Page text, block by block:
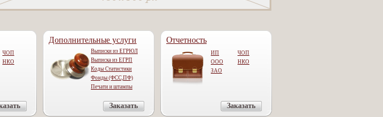
ЧОП
НКО
Дополнительные услуги
Выписки из ЕГРЮЛ
Выписка из ЕГРП
Коды Статистики
Фонды (ФСС,ПФ)
Печати и штампы
Заказать
Отчетность
ИП
ЧОП
ООО
НКО
ЗАО
Заказать